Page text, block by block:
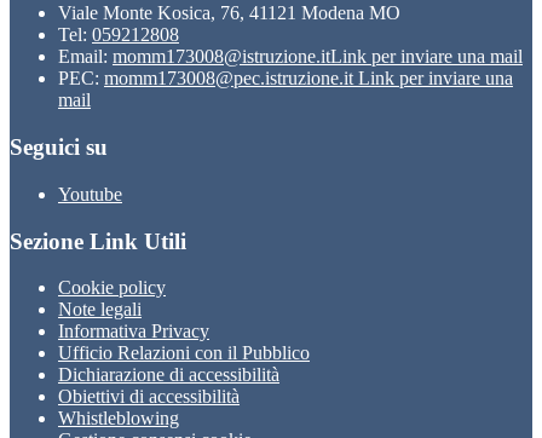
Viale Monte Kosica, 76, 41121 Modena MO
Tel: 059212808
Email: momm173008@istruzione.itLink per inviare una mail
PEC: momm173008@pec.istruzione.it Link per inviare una
mail
Seguici su
Youtube
Sezione Link Utili
Cookie policy
Note legali
Informativa Privacy
Ufficio Relazioni con il Pubblico
Dichiarazione di accessibilità
Obiettivi di accessibilità
Whistleblowing